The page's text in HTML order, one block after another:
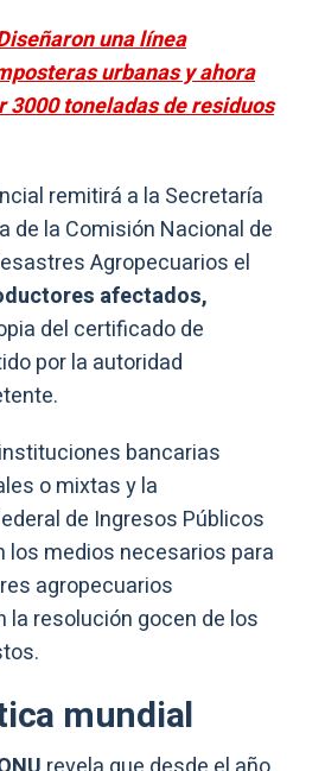
una línea
urbanas y ahora
3000 toneladas de residuos
remitirá a la Secretaría
de la Comisión Nacional de
Agropecuarios el
afectados,
del certificado de
por la autoridad
bancarias
o mixtas y la
de Ingresos Públicos
los medios necesarios para
agropecuarios
la resolución gocen de los
mundial